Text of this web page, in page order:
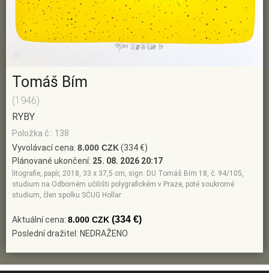
Tomáš Bím
(1946)
RYBY
Položka č.: 138
Vyvolávací cena: 8.000 CZK(334 €)
Plánované ukončení: 25. 08. 2026 20:17
litografie, papír, 2018, 33 x 37,5 cm, sign. DU Tomáš Bím 18, č. 94/105,
studium na Odborném učilišti polygrafickém v Praze, poté soukromé
studium, člen spolku SČUG Hollar
Aktuální cena: 8.000 CZK (334 €)
Poslední dražitel: NEDRAŽENO